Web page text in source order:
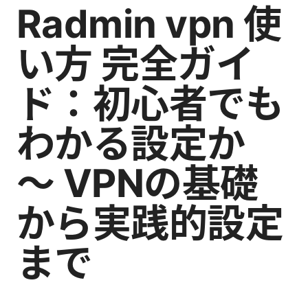
Radmin vpn 使
い方 完全ガイ
ド：初心者でも
わかる設定か
〜 VPNの基礎
から実践的設定
まで